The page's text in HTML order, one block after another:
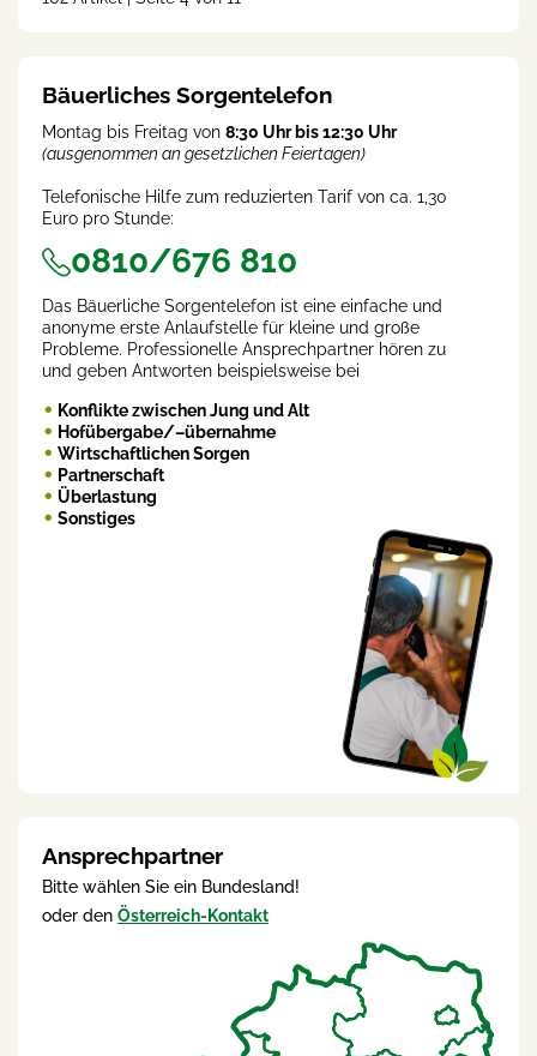
Bäuerliches Sorgentelefon
Montag bis Freitag von 8:30 Uhr bis 12:30 Uhr
(ausgenommen an gesetzlichen Feiertagen)
Telefonische Hilfe zum reduzierten Tarif von ca. 1,30
Euro pro Stunde:
0810/676 810
Das Bäuerliche Sorgentelefon ist eine einfache und
anonyme erste Anlaufstelle für kleine und große
Probleme. Professionelle Ansprechpartner hören zu
und geben Antworten beispielsweise bei
Konflikte zwischen Jung und Alt
Hofübergabe/–übernahme
Wirtschaftlichen Sorgen
Partnerschaft
Überlastung
Sonstiges
Ansprechpartner
Bitte wählen Sie ein Bundesland!
oder den Österreich-Kontakt